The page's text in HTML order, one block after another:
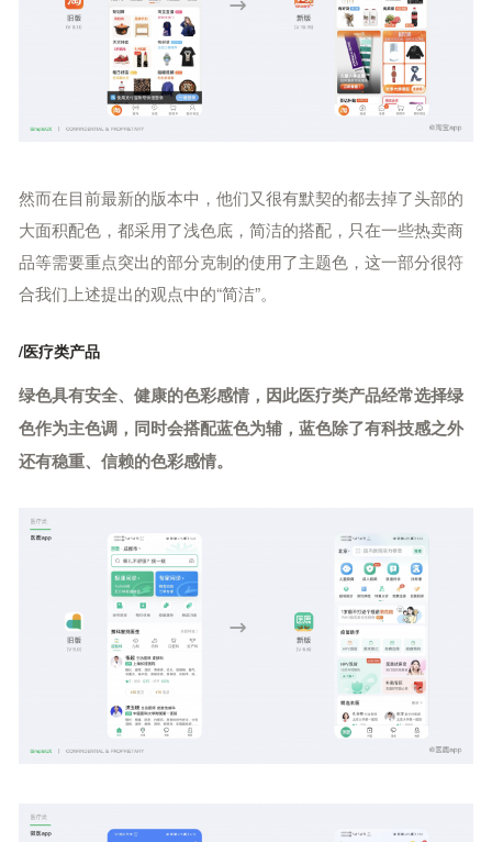
然而在目前最新的版本中，他们又很有默契的都去掉了头部的
大面积配色，都采用了浅色底，简洁的搭配，只在一些热卖商
品等需要重点突出的部分克制的使用了主题色， 这一部分很符
合我们上述提出的观点中的“简洁”。
/医疗类产品
绿色具有安全、健康的色彩感情，因此医疗类产品经常选择绿
色作为主色调，同时会搭配蓝色为辅，蓝色除了有科技感之外
还有稳重、信赖的色彩感情。